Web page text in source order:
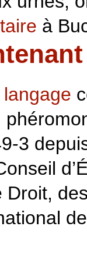
à
langage
3
Droit,